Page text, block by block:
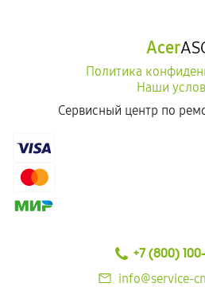
Acer
Политика
Наши
Сервисный центр по
+7 (800)
info@service-